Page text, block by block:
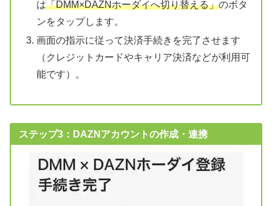
は「DMM×DAZNホーダイへ切り替える」のボタ
ンをタップします。
画面の指示に従って決済手続きを完了させます
（クレジットカードやキャリア決済などが利用可
能です）。
ステップ3：DAZNアカウントの作成・連携